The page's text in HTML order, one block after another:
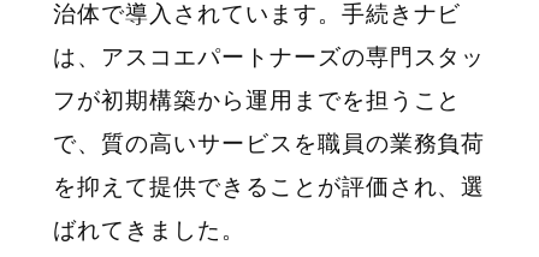
治体で導入されています。手続きナビ
は、アスコエパートナーズの専門スタッ
フが初期構築から運用までを担うこと
で、質の高いサービスを職員の業務負荷
を抑えて提供できることが評価され、選
ばれてきました。